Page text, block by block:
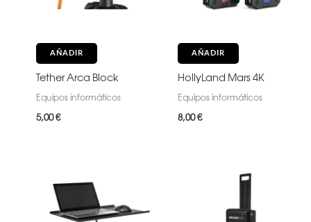
AÑADIR
Tether Arca Block
Equipos informáticos
5,00€
AÑADIR
HollyLand Mars 4K
Equipos informáticos
8,00€